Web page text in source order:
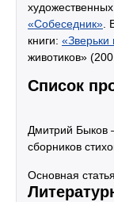
«Собеседник».
книги:
животиков»
Список
Дмитрий Быков
сборников
Основная